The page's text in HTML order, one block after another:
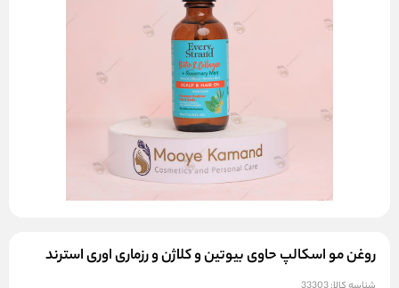
روغن مو اسکالپ حاوی بیوتین و کلاژن و رزماری اوری استرند